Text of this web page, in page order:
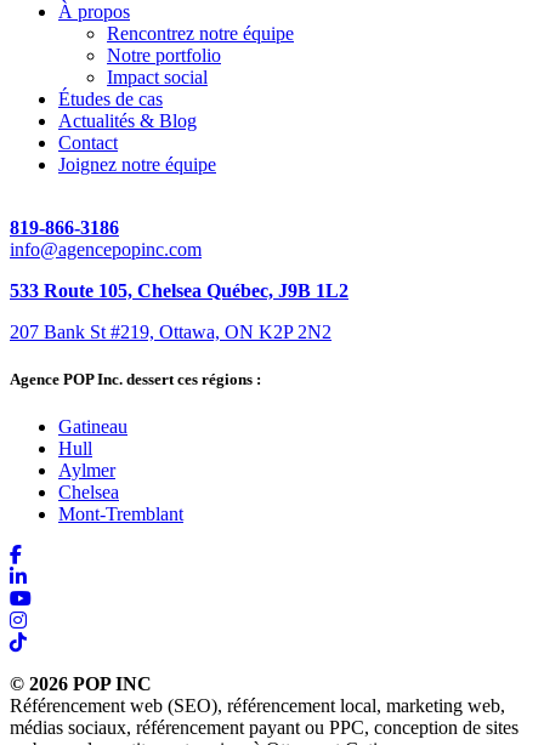
À propos
Rencontrez notre équipe
Notre portfolio
Impact social
Études de cas
Actualités & Blog
Contact
Joignez notre équipe
819-866-3186
info@agencepopinc.com
533 Route 105, Chelsea Québec, J9B 1L2
207 Bank St #219, Ottawa, ON K2P 2N2
Agence POP Inc. dessert ces régions :
Gatineau
Hull
Aylmer
Chelsea
Mont-Tremblant
© 2026 POP INC
Référencement web (SEO), référencement local, marketing web,
médias sociaux, référencement payant ou PPC, conception de sites